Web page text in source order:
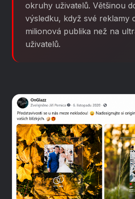
okruhy uživatelů. Většinou
výsledku, když své reklamy
milionová publika než na
uživatelů.